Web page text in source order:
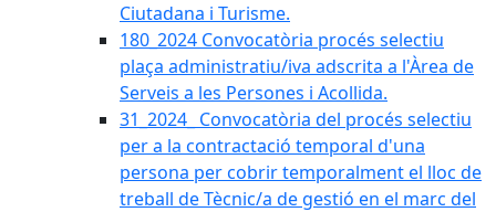
Ciutadana i Turisme.
180_2024 Convocatòria procés selectiu
plaça administratiu/iva adscrita a l'Àrea de
Serveis a les Persones i Acollida.
31_2024_ Convocatòria del procés selectiu
per a la contractació temporal d'una
persona per cobrir temporalment el lloc de
treball de Tècnic/a de gestió en el marc del